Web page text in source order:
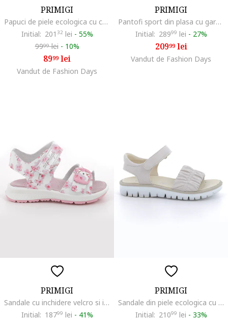
PRIMIGI
Papuci de piele ecologica cu catarama si particule stralucitoare, Gri carbune/Argintiu
Initial: 201 32 lei - 55%
9999lei - 10%
8999lei
Vandut de Fashion Days
PRIMIGI
Pantofi sport din plasa cu garnituri din piele ecologica, Alb/Roz
Initial: 28999 lei - 27%
20999lei
Vandut de Fashion Days
PRIMIGI
Sandale cu inchidere velcro si imprimeu floral, Roz aprins/Roz pastel/Alb optic
Initial: 18799 lei - 41%
PRIMIGI
Sandale din piele ecologica cu inchidere velcro, Alb
Initial: 21099 lei - 33%